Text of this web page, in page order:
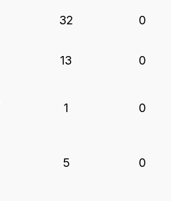
32 0
13 0
1 0
5 0